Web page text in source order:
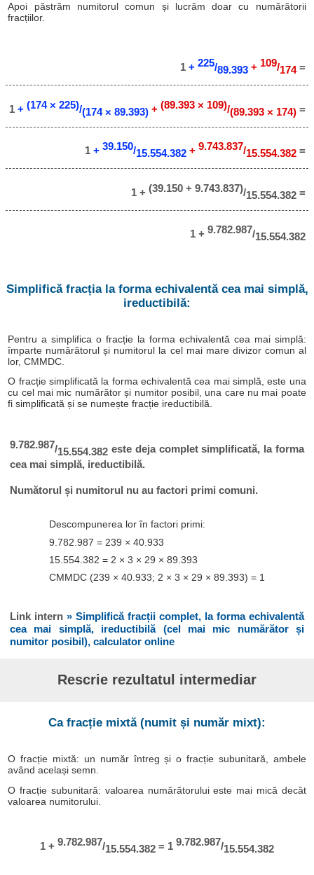
Apoi păstrăm numitorul comun și lucrăm doar cu numărătorii
fracțiilor.
1+ 225/89.393 + 109/174 =
1+ (174 × 225)/(174 × 89.393) + (89.393 × 109)/(89.393 × 174)=
1+ 39.150/15.554.382 + 9.743.837/15.554.382=
1 + (39.150 + 9.743.837)/15.554.382=
1 + 9.782.987/15.554.382
Simplifică fracția la forma echivalentă cea mai simplă,
ireductibilă:
Pentru a simplifica o fracție la forma echivalentă cea mai simplă:
împarte numărătorul și numitorul la cel mai mare divizor comun al
lor, CMMDC.
O fracție simplificată la forma echivalentă cea mai simplă, este una
cu cel mai mic numărător și numitor posibil, una care nu mai poate
fi simplificată și se numește fracție ireductibilă.
9.782.987/15.554.382este deja complet simplificată, la forma
cea mai simplă, ireductibilă.
Numătorul și numitorul nu au factori primi comuni.
Descompunerea lor în factori primi:
9.782.987 = 239 × 40.933
15.554.382 = 2 × 3 × 29 × 89.393
CMMDC (239 × 40.933; 2 × 3 × 29 × 89.393) = 1
Link intern » Simplifică fracții complet, la forma echivalentă
cea mai simplă, ireductibilă (cel mai mic numărător și
numitor posibil), calculator online
Rescrie rezultatul intermediar
Ca fracție mixtă (numit și număr mixt):
O fracție mixtă: un număr întreg și o fracție subunitară, ambele
având același semn.
O fracție subunitară: valoarea numărătorului este mai mică decât
valoarea numitorului.
1 + 9.782.987/15.554.382 = 1 9.782.987/15.554.382